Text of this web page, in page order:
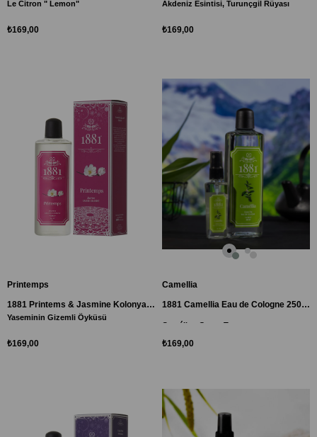
Le Citron " Lemon"
₺169,00
Akdeniz Esintisi, Turunçgil Rüyası
₺169,00
Printemps
1881 Printems & Jasmine Kolonya 250ml
Yaseminin Gizemli Öyküsü
₺169,00
Camellia
1881 Camellia Eau de Cologne 250ml
Camélia - Green Tea
₺169,00